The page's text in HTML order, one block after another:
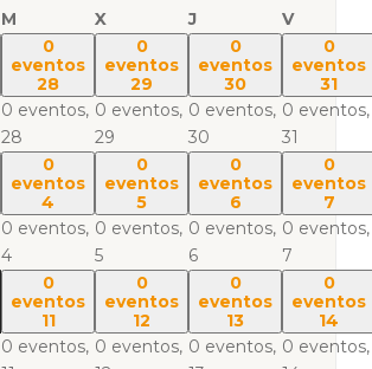
M X J
V
0
eventos
28
0 eventos,
28
0
eventos
29
0 eventos,
29
0
eventos
30
0 eventos,
30
0
eventos
31
0 eventos,
31
0
eventos
4
0 eventos,
4
0
eventos
5
0 eventos,
5
0
eventos
6
0 eventos,
6
0
eventos
7
0 eventos,
7
0
eventos
11
0 eventos,
0
eventos
12
0 eventos,
0
eventos
13
0 eventos,
0
eventos
14
0 eventos,